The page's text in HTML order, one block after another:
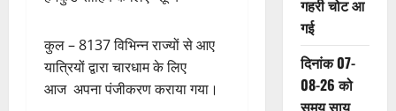
कुल – 8137 विभिन्न राज्यों से आए
यात्रियों द्वारा चारधाम के लिए
आज अपना पंजीकरण कराया गया।
गहरी चोट आ
गई
दिनांक 07-
08-26 को
समय साय